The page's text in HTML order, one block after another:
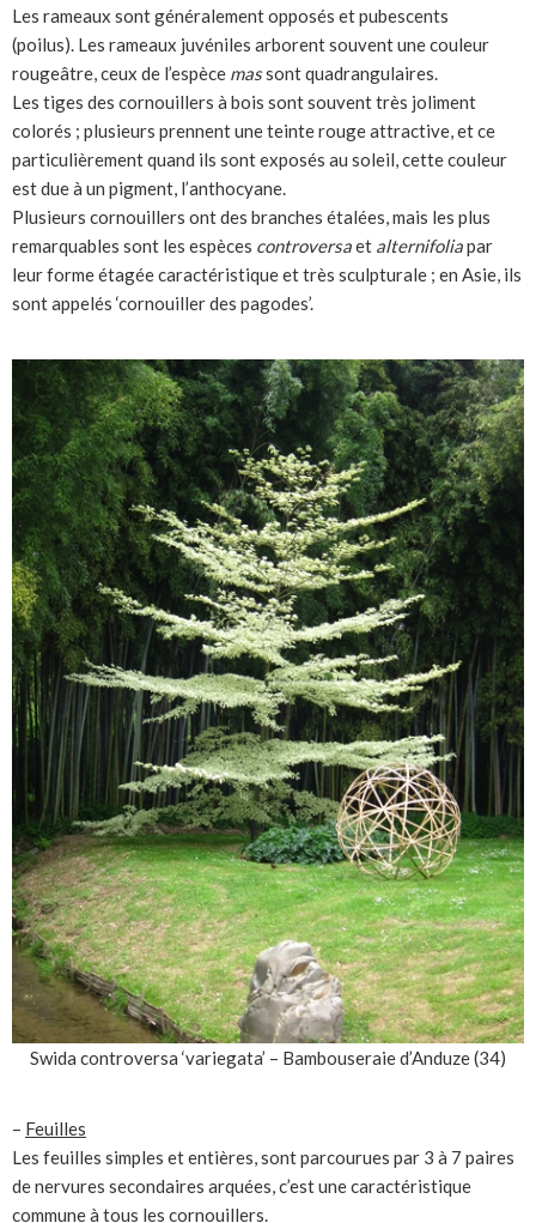
Les rameaux sont généralement opposés et pubescents
(poilus). Les rameaux juvéniles arborent souvent une couleur
rougeâtre, ceux de l’espèce massont quadrangulaires.
Les tiges des cornouillers à bois sont souvent très joliment
colorés ; plusieurs prennent une teinte rouge attractive, et ce
particulièrement quand ils sont exposés au soleil, cette couleur
est due à un pigment, l’anthocyane.
Plusieurs cornouillers ont des branches étalées, mais les plus
remarquables sont les espèces controversaet alternifoliapar
leur forme étagée caractéristique et très sculpturale ; en Asie, ils
sont appelés ‘cornouiller des pagodes’.
Swida controversa ‘variegata’ – Bambouseraie d’Anduze (34)
– Feuilles
Les feuilles simples et entières, sont parcourues par 3 à 7 paires
de nervures secondaires arquées, c’est une caractéristique
commune à tous les cornouillers.